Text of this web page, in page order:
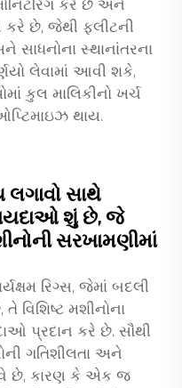
કરે છે અને
કરે છે, જેથી ફ્લીટની
સ્થાનાંતરના
લેવામાં આવી શકે,
કુલ માલિકીનો ખર્ચ
થાય.
લગાવો સાથે
શું છે, જે
સરખામણીમાં
રિગ્સ, જેમાં બદલી
મશીનોના
પ્રદાન કરે છે. સૌથી
ગતિશીલતા અને
છે, કારણ કે એક જ